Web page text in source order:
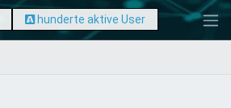
hunderte aktive User